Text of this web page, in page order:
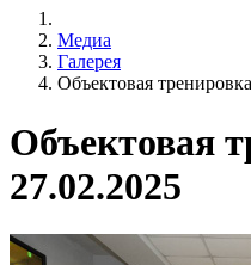
Медиа
Галерея
Объектовая
Объектовая
27.02.2025